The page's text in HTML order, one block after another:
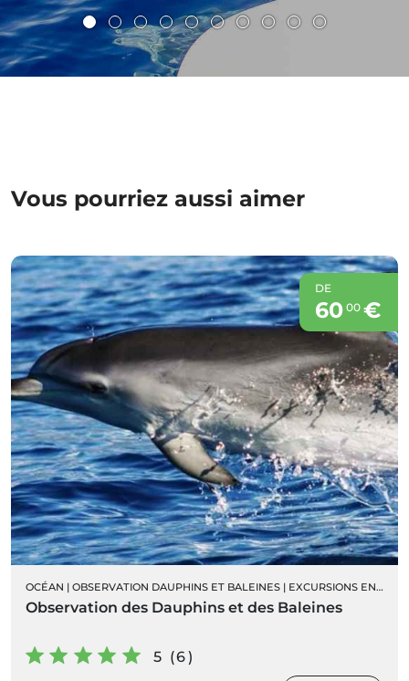
Vous pourriez aussi aimer
DE
60 00€
OCÉAN | OBSERVATION DAUPHINS ET BALEINES | EXCURSIONS EN BATEAU
Observation des Dauphins et des Baleines
5 (6)